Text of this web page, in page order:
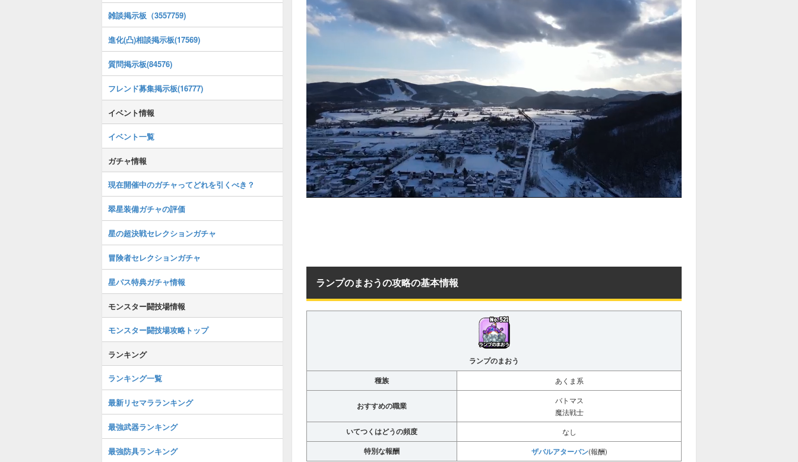
ランプのまおうの攻略の基本情報
ランプのまおう
種族
あくま系
おすすめの職業
バトマス
魔法戦士
いてつくはどうの頻度 なし
特別な報酬 ザバルアターバン(報酬)
雑談掲示板（3557759)
進化(凸)相談掲示板(17569)
質問掲示板(84576)
フレンド募集掲示板(16777)
イベント情報
イベント一覧
ガチャ情報
現在開催中のガチャってどれを引くべき？
翠星装備ガチャの評価
星の超決戦セレクションガチャ
冒険者セレクションガチャ
星パス特典ガチャ情報
モンスター闘技場情報
モンスター闘技場攻略トップ
ランキング
ランキング一覧
最新リセマラランキング
最強武器ランキング
最強防具ランキング